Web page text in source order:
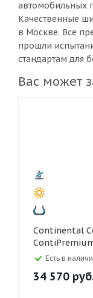
автомобильных
Качественные
в Москве. Все
прошли
стандартам для
Вас может
Continental Continental 275/45 R20
Есть в
34 570